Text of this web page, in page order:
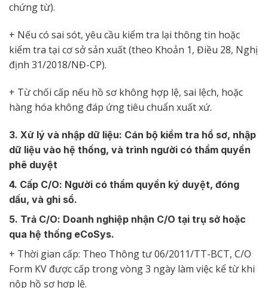
chứng từ).
+ Nếu có sai sót, yêu cầu kiểm tra lại thông tin hoặc
kiểm tra tại cơ sở sản xuất (theo Khoản 1, Điều 28, Nghị
định 31/2018/NĐ-CP).
+ Từ chối cấp nếu hồ sơ không hợp lệ, sai lệch, hoặc
hàng hóa không đáp ứng tiêu chuẩn xuất xứ.
3. Xử lý và nhập dữ liệu: Cán bộ kiểm tra hồ sơ, nhập
dữ liệu vào hệ thống, và trình người có thẩm quyền
phê duyệt
4. Cấp C/O: Người có thẩm quyền ký duyệt, đóng
dấu, và ghi sổ.
5. Trả C/O: Doanh nghiệp nhận C/O tại trụ sở hoặc
qua hệ thống eCoSys.
+ Thời gian cấp: Theo Thông tư 06/2011/TT-BCT, C/O
Form KV được cấp trong vòng 3 ngày làm việc kể từ khi
nộp hồ sơ hợp lệ.